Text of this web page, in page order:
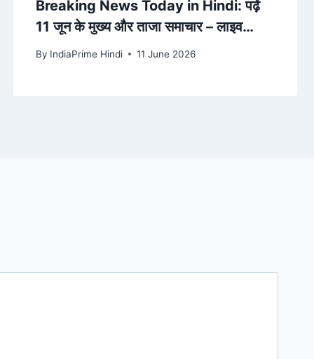
Breaking News Today in Hindi: पढ़ें
11 जून के मुख्य और ताजा समाचार – लाइव
ब्रेकिंग न्यूज – Amar Ujala
By IndiaPrime Hindi 11 June 2026